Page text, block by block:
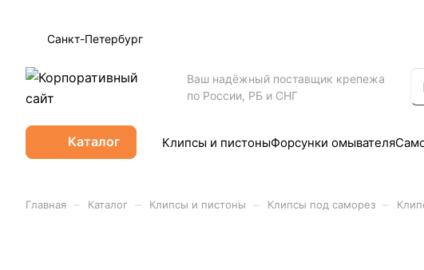
Санкт-Петербург
Ваш надёжный поставщик крепежа
по России, РБ и СНГ
Каталог Клипсы и пистоныФорсунки омывателя
Главная Каталог Клипсы и пистоны Клипсы под саморез